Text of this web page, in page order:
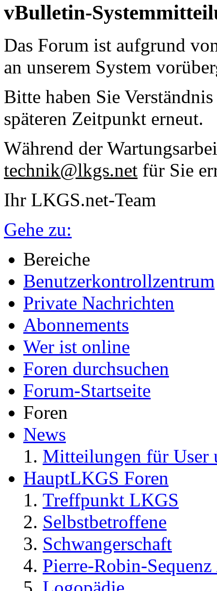
vBulletin-
Das Forum ist aufgrund
an unserem System
Bitte haben Sie
späteren Zeitpunkt erneut.
Während der
technik@lkgs.net für Sie
Ihr LKGS.net-Team
Gehe zu:
Bereiche
Benutzerkontrollzentrum
Private Nachrichten
Abonnements
Wer ist online
Foren durchsuchen
Forum-Startseite
Foren
News
Mitteilungen für User
HauptLKGS Foren
Treffpunkt LKGS
Selbstbetroffene
Schwangerschaft
Pierre-Robin-